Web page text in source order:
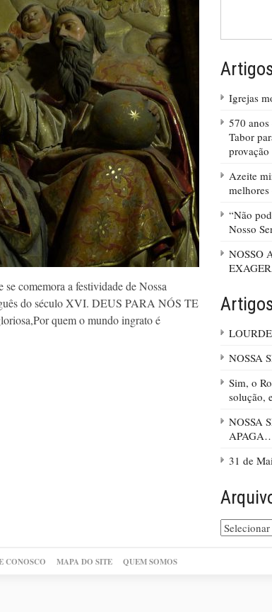
comemora a festividade de Nossa
do século XVI. DEUS PARA NÓS TE
quem o mundo ingrato é
Igrejas
570 anos
Tabor
provação
Azeite
“Não
Nosso
NOSSO
NOSSA
Sim, o
solução,
NOSSA
31 de
Arquivo
do
CONOSCO MAPA DO SITE QUEM SOMOS